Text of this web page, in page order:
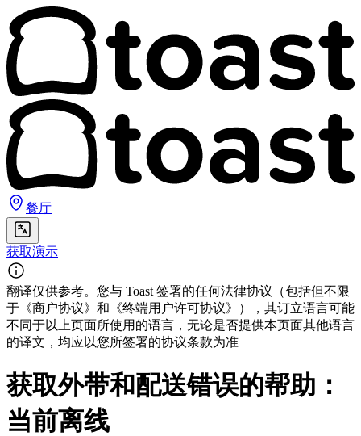
餐厅
获取演示
翻译仅供参考。您与 Toast 签署的任何法律协议（包括但不限
于《商户协议》和《终端用户许可协议》），其订立语言可能
不同于以上页面所使用的语言，无论是否提供本页面其他语言
的译文，均应以您所签署的协议条款为准
获取外带和配送错误的帮助：
当前离线